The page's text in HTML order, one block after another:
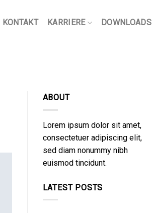
KONTAKT KARRIERE DOWNLOADS
ABOUT
Lorem ipsum dolor sit amet,
consectetuer adipiscing elit,
sed diam nonummy nibh
euismod tincidunt.
LATEST POSTS